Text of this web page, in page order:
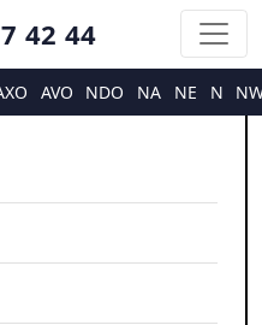
42 44
AVO NDO NA NE N